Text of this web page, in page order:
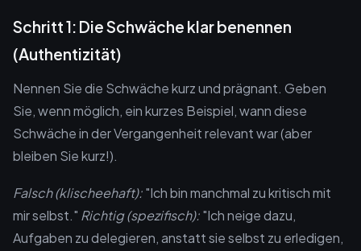
Schritt 1: Die Schwäche klar benennen
(Authentizität)
Nennen Sie die Schwäche kurz und prägnant. Geben
Sie, wenn möglich, ein kurzes Beispiel, wann diese
Schwäche in der Vergangenheit relevant war (aber
bleiben Sie kurz!).
Falsch (klischeehaft):"Ich bin manchmal zu kritisch mit
mir selbst." Richtig (spezifisch):"Ich neige dazu,
Aufgaben zu delegieren, anstatt sie selbst zu erledigen,